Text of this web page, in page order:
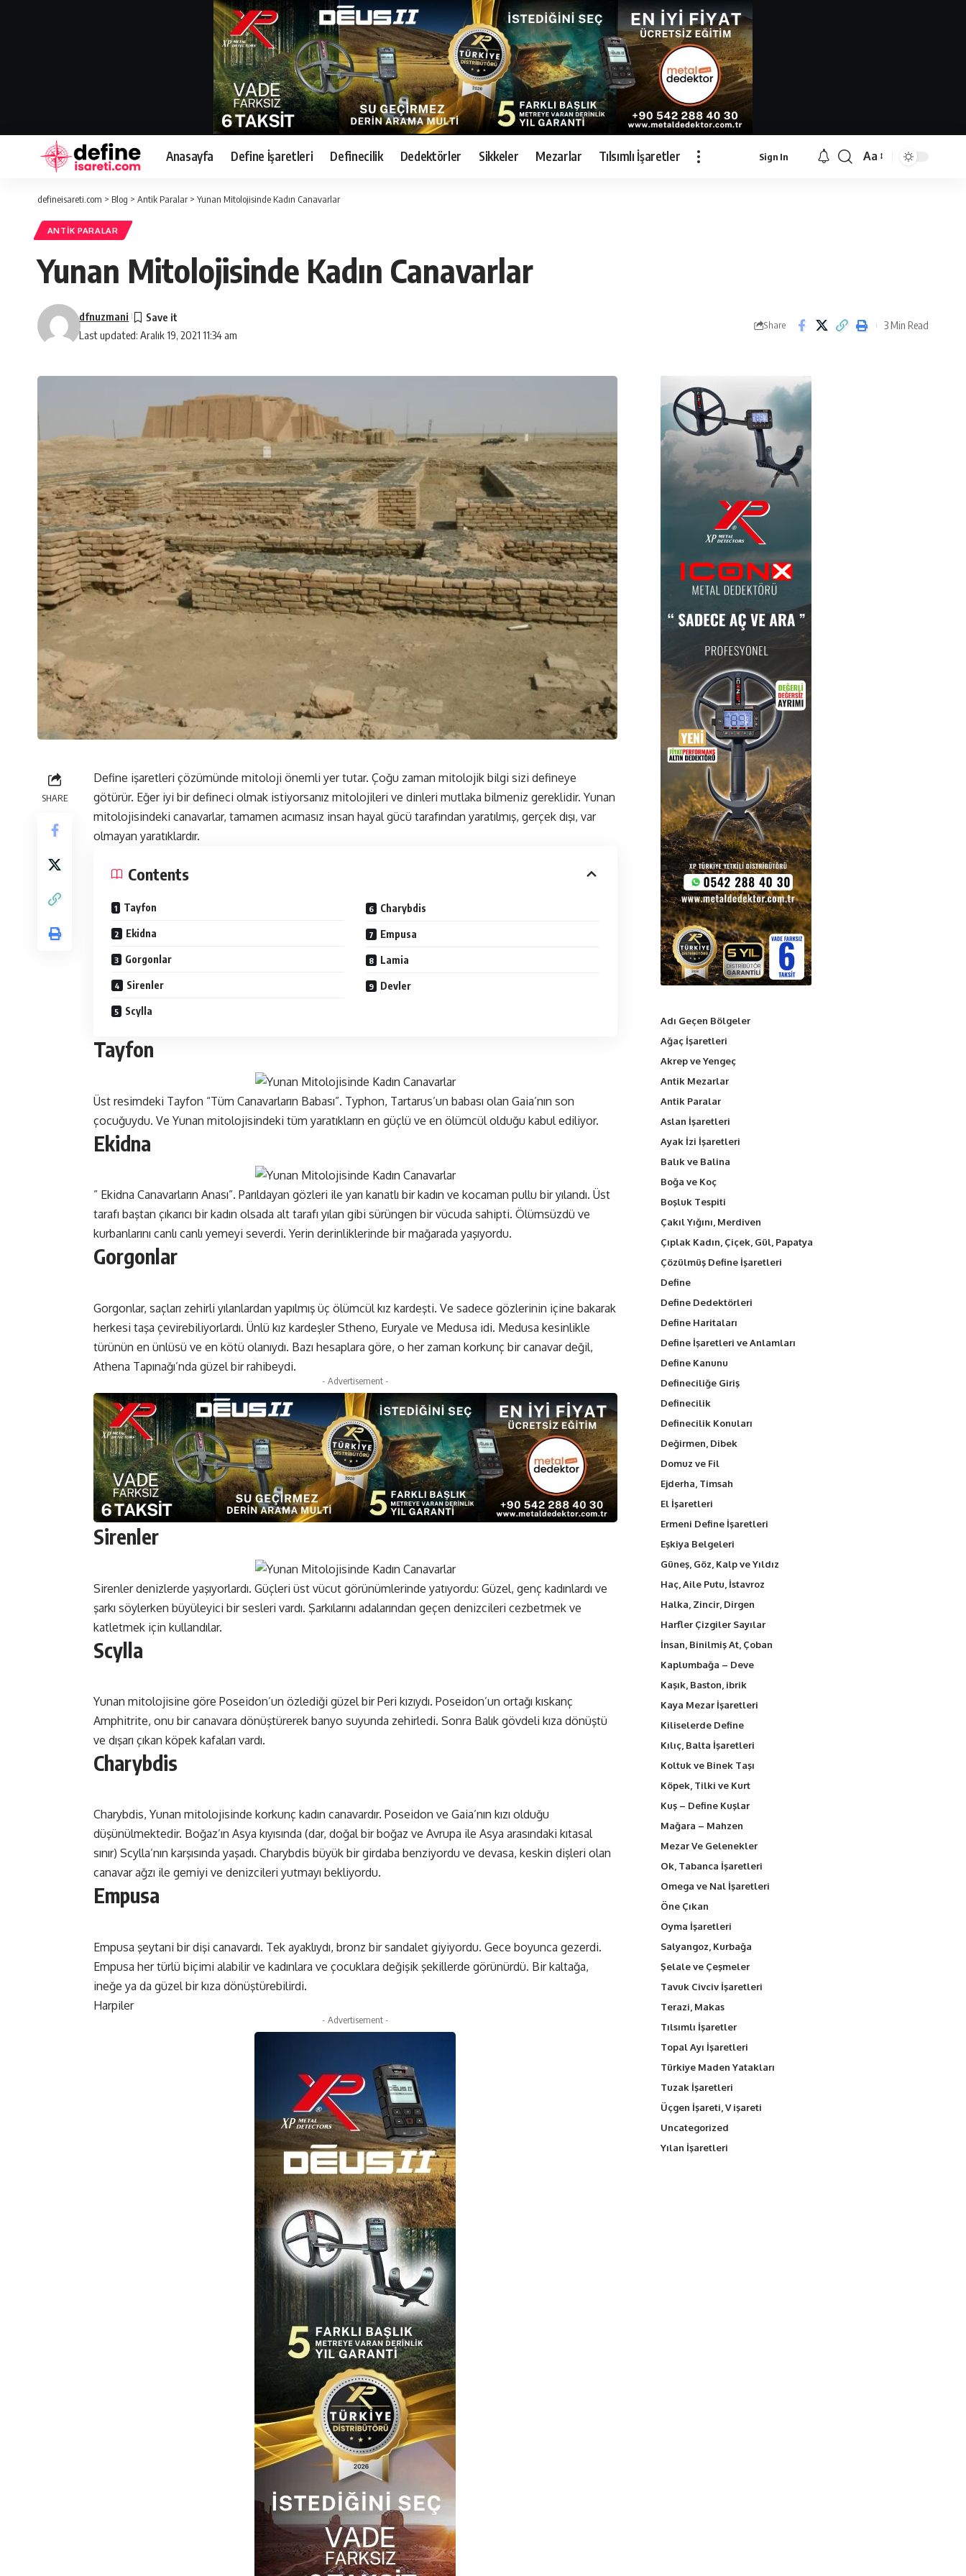
Anasayfa Define İşaretleri Definecilik Dedektörler Sikkeler Mezarlar Tılsımlı İşaretler Sign In
Font
Aa
defineisareti.com > Blog > Antik Paralar > Yunan Mitolojisinde Kadın Canavarlar
ANTIK PARALAR
Yunan Mitolojisinde Kadın Canavarlar
Last updated: Aralık 19, 2021 11:34 am
dfnuzmani
Share 3 Min Read
SHARE
Define işaretleri çözümünde mitoloji önemli yer tutar. Çoğu zaman mitolojik bilgi sizi defineye
götürür. Eğer iyi bir defineci olmak istiyorsanız mitolojileri ve dinleri mutlaka bilmeniz gereklidir. Yunan
mitolojisindeki canavarlar, tamamen acımasız insan hayal gücü tarafından yaratılmış, gerçek dışı, var
olmayan yaratıklardır.
Contents
Tayfon
Ekidna
Gorgonlar
Sirenler
Scylla
Charybdis
Empusa
Lamia
Devler
Tayfon
Üst resimdeki Tayfon “Tüm Canavarların Babası”. Typhon, Tartarus’un babası olan Gaia’nın son
çocuğuydu. Ve Yunan mitolojisindeki tüm yaratıkların en güçlü ve en ölümcül olduğu kabul ediliyor.
Ekidna
” Ekidna Canavarların Anası”. Parıldayan gözleri ile yarı kanatlı bir kadın ve kocaman pullu bir yılandı. Üst
tarafı baştan çıkarıcı bir kadın olsada alt tarafı yılan gibi sürüngen bir vücuda sahipti. Ölümsüzdü ve
kurbanlarını canlı canlı yemeyi severdi. Yerin derinliklerinde bir mağarada yaşıyordu.
Gorgonlar
Gorgonlar, saçları zehirli yılanlardan yapılmış üç ölümcül kız kardeşti. Ve sadece gözlerinin içine bakarak
herkesi taşa çevirebiliyorlardı. Ünlü kız kardeşler Stheno, Euryale ve Medusa idi. Medusa kesinlikle
türünün en ünlüsü ve en kötü olanıydı. Bazı hesaplara göre, o her zaman korkunç bir canavar değil,
Athena Tapınağı’nda güzel bir rahibeydi.
- Advertisement -
Sirenler
Sirenler denizlerde yaşıyorlardı. Güçleri üst vücut görünümlerinde yatıyordu: Güzel, genç kadınlardı ve
şarkı söylerken büyüleyici bir sesleri vardı. Şarkılarını adalarından geçen denizcileri cezbetmek ve
katletmek için kullandılar.
Scylla
Yunan mitolojisine göre Poseidon’un özlediği güzel bir Peri kızıydı. Poseidon’un ortağı kıskanç
Amphitrite, onu bir canavara dönüştürerek banyo suyunda zehirledi. Sonra Balık gövdeli kıza dönüştü
ve dışarı çıkan köpek kafaları vardı.
Charybdis
Charybdis, Yunan mitolojisinde korkunç kadın canavardır. Poseidon ve Gaia’nın kızı olduğu
düşünülmektedir. Boğaz’ın Asya kıyısında (dar, doğal bir boğaz ve Avrupa ile Asya arasındaki kıtasal
sınır) Scylla’nın karşısında yaşadı. Charybdis büyük bir girdaba benziyordu ve devasa, keskin dişleri olan
canavar ağzı ile gemiyi ve denizcileri yutmayı bekliyordu.
Empusa
Empusa şeytani bir dişi canavardı. Tek ayaklıydı, bronz bir sandalet giyiyordu. Gece boyunca gezerdi.
Empusa her türlü biçimi alabilir ve kadınlara ve çocuklara değişik şekillerde görünürdü. Bir kaltağa,
ineğe ya da güzel bir kıza dönüştürebilirdi.
Harpiler
- Advertisement -
Adı Geçen Bölgeler
Ağaç İşaretleri
Akrep ve Yengeç
Antik Mezarlar
Antik Paralar
Aslan İşaretleri
Ayak İzi İşaretleri
Balık ve Balina
Boğa ve Koç
Boşluk Tespiti
Çakıl Yığını, Merdiven
Çıplak Kadın, Çiçek, Gül, Papatya
Çözülmüş Define İşaretleri
Define
Define Dedektörleri
Define Haritaları
Define İşaretleri ve Anlamları
Define Kanunu
Defineciliğe Giriş
Definecilik
Definecilik Konuları
Değirmen, Dibek
Domuz ve Fil
Ejderha, Timsah
El İşaretleri
Ermeni Define İşaretleri
Eşkiya Belgeleri
Güneş, Göz, Kalp ve Yıldız
Haç, Aile Putu, İstavroz
Halka, Zincir, Dirgen
Harfler Çizgiler Sayılar
İnsan, Binilmiş At, Çoban
Kaplumbağa – Deve
Kaşık, Baston, ibrik
Kaya Mezar İşaretleri
Kiliselerde Define
Kılıç, Balta İşaretleri
Koltuk ve Binek Taşı
Köpek, Tilki ve Kurt
Kuş – Define Kuşlar
Mağara – Mahzen
Mezar Ve Gelenekler
Ok, Tabanca İşaretleri
Omega ve Nal İşaretleri
Öne Çıkan
Oyma İşaretleri
Salyangoz, Kurbağa
Şelale ve Çeşmeler
Tavuk Civciv İşaretleri
Terazi, Makas
Tılsımlı İşaretler
Topal Ayı İşaretleri
Türkiye Maden Yatakları
Tuzak İşaretleri
Üçgen İşareti, V işareti
Uncategorized
Yılan İşaretleri